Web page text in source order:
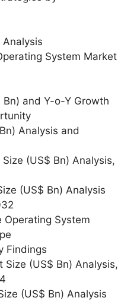
Analysis
System Market
Bn) and Y-o-Y Growth
Analysis and
(US$ Bn) Analysis,
(US$ Bn) Analysis
System
Findings
(US$ Bn) Analysis,
(US$ Bn) Analysis